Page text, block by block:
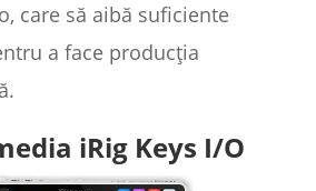
care să aibă suficiente
a face producția
iRig Keys I/O